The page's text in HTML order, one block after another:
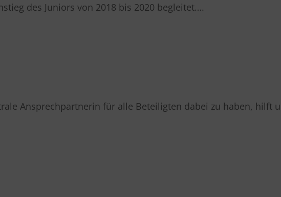
des Juniors von 2018 bis 2020 begleitet….
Ansprechpartnerin für alle Beteiligten dabei zu haben, hilft